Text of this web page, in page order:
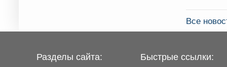
Все
Разделы сайта: Быстрые ссылки: